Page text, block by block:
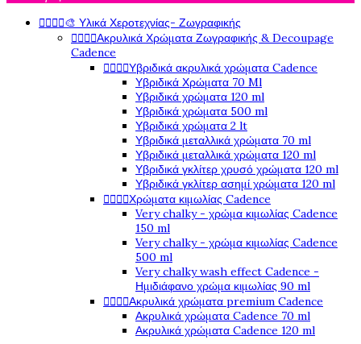
🎨 Υλικά Χεροτεχνίας- Ζωγραφικής
Ακρυλικά Χρώματα Ζωγραφικής & Decoupage
Cadence
Υβριδικά ακρυλικά χρώματα Cadence
Υβριδικά Χρώματα 70 Ml
Υβριδικά χρώματα 120 ml
Υβριδικά χρώματα 500 ml
Υβριδικά χρώματα 2 lt
Υβριδικά μεταλλικά χρώματα 70 ml
Υβριδικά μεταλλικά χρώματα 120 ml
Υβριδικά γκλίτερ χρυσό χρώματα 120 ml
Υβριδικά γκλίτερ ασημί χρώματα 120 ml
Χρώματα κιμωλίας Cadence
Very chalky - χρώμα κιμωλίας Cadence
150 ml
Very chalky - χρώμα κιμωλίας Cadence
500 ml
Very chalky wash effect Cadence -
Ημιδιάφανο χρώμα κιμωλίας 90 ml
Ακρυλικά χρώματα premium Cadence
Ακρυλικά χρώματα Cadence 70 ml
Ακρυλικά χρώματα Cadence 120 ml